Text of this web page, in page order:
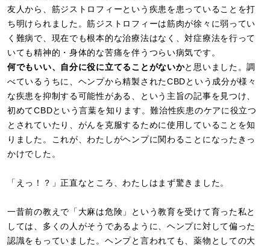
友人から、筋ジストロフィーという疾患を患っていることを打
ち明けられました。筋ジストロフィーは筋肉が徐々に弱ってい
く難病で、現在でも根本的な治療法はなく、対症療法を行って
いても精神的・身体的な苦痛を伴うつらい病気です。
何でもいい、自分に役に立てることがないかと思いました。調
べているうちに、ヘンプから精製されたCBDという成分が様々
な疾患を抑制する可能性がある、という主旨の記事を見つけ、
初めてCBDという言葉を知ります。難治性疾患のケアに役立つ
とされていたり、がんを克服するために使用していることを知
りました。これが、わたしがヘンプに関わることになったきっ
かけでした。
「えっ！？」正直なところ、わたしはまず驚きました。
一昔前の教えで「大麻は危険」という教育を受けて育った私と
しては、多くの人がそうであるように、ヘンプに対して偏った
認識をもっていました。ヘンプと言われても、薬物としての大